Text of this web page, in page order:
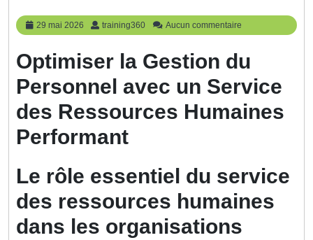
29 mai 2026
29
mai
training360 training360
Aucun commentaire
Optimiser la Gestion du
Personnel avec un Service
des Ressources Humaines
Performant
Le rôle essentiel du service
des ressources humaines
dans les organisations